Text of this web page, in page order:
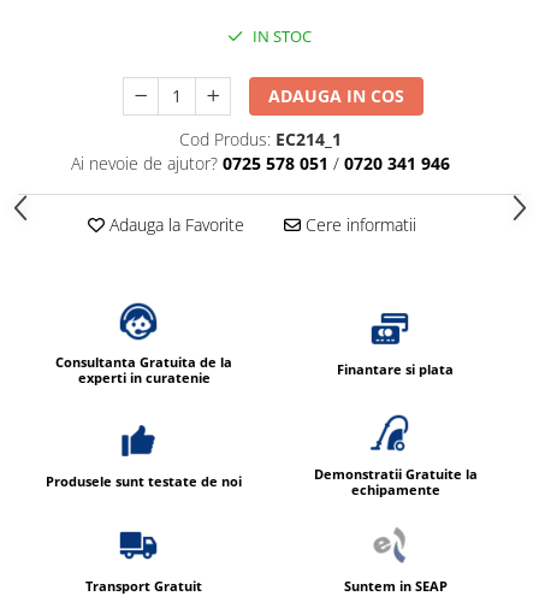
IN STOC
ADAUGA IN COS
Cod Produs: EC214_1
Ai nevoie de ajutor? 0725 578 051 / 0720 341 946
Adauga la Favorite Cere informatii
Consultanta Gratuita de la
experti in curatenie
Finantare si plata
Produsele sunt testate de noi
Demonstratii Gratuite la
echipamente
Transport Gratuit Suntem in SEAP